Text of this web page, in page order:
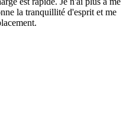
la tranquillité d'esprit et me